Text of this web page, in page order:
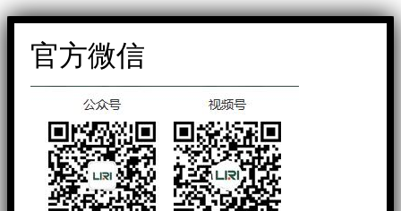
官方微信